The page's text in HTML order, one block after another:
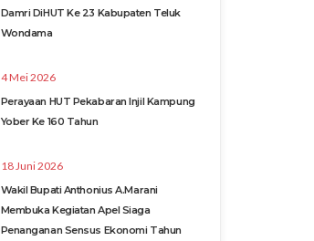
Damri DiHUT Ke 23 Kabupaten Teluk
Wondama
4 Mei 2026
Perayaan HUT Pekabaran Injil Kampung
Yober Ke 160 Tahun
18 Juni 2026
Wakil Bupati Anthonius A.Marani
Membuka Kegiatan Apel Siaga
Penanganan Sensus Ekonomi Tahun